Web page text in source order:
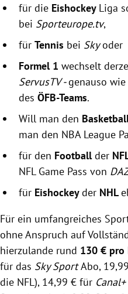
für die Eishockey Liga
bei Sporteurope.tv,
für Tennis bei Skyoder
Formel 1 wechselt
ServusTV -genauso
des ÖFB-Teams.
Will man den
man den NBA League
für den Footballder
NFL Game Pass von
für Eishockeyder NHL
Für ein umfangreiches
ohne Anspruch auf
hierzulande rund 130 € pro
für das Sky SportAbo,
die NFL), 14,99 € für Canal+